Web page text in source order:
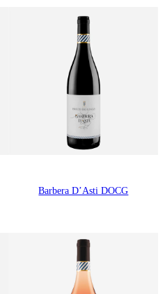
Barbera D’Asti DOCG